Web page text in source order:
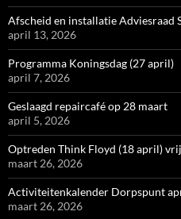
Afscheid en installatie Adviesraad
april 13, 2026
Programma Koningsdag (27 april)
april 7, 2026
Geslaagd repaircafé op 28 maart
april 5, 2026
Optreden Think Floyd (18 april)
maart 26, 2026
Activiteitenkalender Dorpspunt
maart 26, 2026